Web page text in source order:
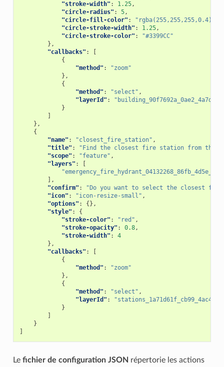
"stroke-width" : 1.25,
"circle-radius" : 5,
"circle-fill-color" : "rgba(255,255,255,0.4)"
"circle-stroke-width" : 1.25,
"circle-stroke-color" :
"#3399CC"
},
"callbacks" :
{
"method" :
"zoom"
},
{
"method" : "select" ,
"layerId" :
}
},
{
"name" : "closest_fire_station" ,
"title" :
"Find the closest fire station from this
"scope" : "feature" ,
"layers" :
],
"confirm" :
"Do you want to select the closest
"icon" : "icon-resize-small" ,
"options" :
{},
"style" :
{
"stroke-color" : "red" ,
"stroke-opacity" : 0.8,
"stroke-width" :
4
},
"callbacks" :
{
"method" :
"zoom"
},
{
"method" : "select" ,
"layerId" :
}
}
Le fichier de configuration JSON répertorie les actions